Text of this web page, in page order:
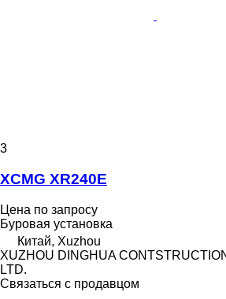
3
XCMG XR240E
Цена по запросу
Буровая установка
Китай, Xuzhou
XUZHOU DINGHUA
LTD.
Связаться с продавцом